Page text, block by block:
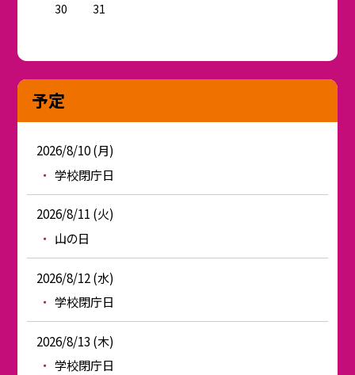
30
31
予定
2026/8/10 (月)
学校閉庁日
2026/8/11 (火)
山の日
2026/8/12 (水)
学校閉庁日
2026/8/13 (木)
学校閉庁日